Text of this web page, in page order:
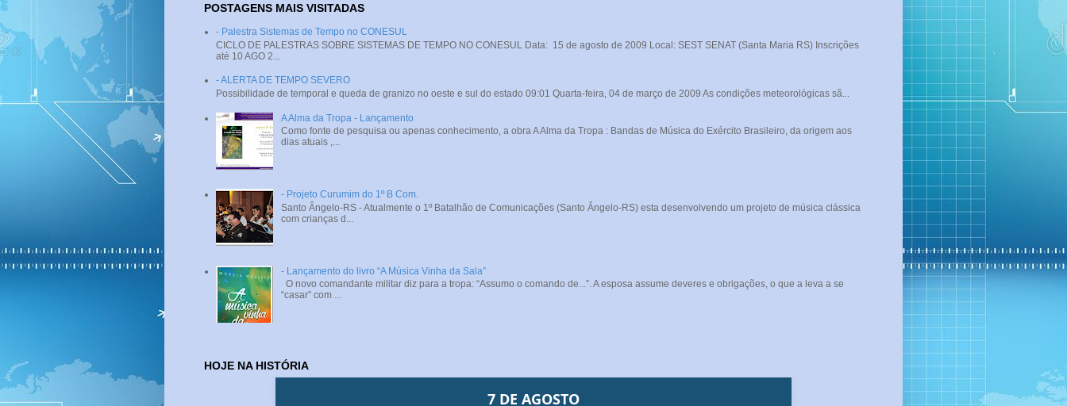
POSTAGENS MAIS VISITADAS
- Palestra Sistemas de Tempo no CONESUL
CICLO DE PALESTRAS SOBRE SISTEMAS DE TEMPO NO CONESUL Data: 15 de agosto de 2009 Local: SEST SENAT (Santa Maria RS) Inscrições
até 10 AGO 2...
- ALERTA DE TEMPO SEVERO
Possibilidade de temporal e queda de granizo no oeste e sul do estado 09:01 Quarta-feira, 04 de março de 2009 As condições meteorológicas sã...
A Alma da Tropa - Lançamento
Como fonte de pesquisa ou apenas conhecimento, a obra A Alma da Tropa : Bandas de Música do Exército Brasileiro, da origem aos
dias atuais ,...
- Projeto Curumim do 1º B Com.
Santo Ângelo-RS - Atualmente o 1º Batalhão de Comunicações (Santo Ângelo-RS) esta desenvolvendo um projeto de música clássica
com crianças d...
- Lançamento do livro “A Música Vinha da Sala”
O novo comandante militar diz para a tropa: “Assumo o comando de...”. A esposa assume deveres e obrigações, o que a leva a se
“casar” com ...
HOJE NA HISTÓRIA
7 DE AGOSTO